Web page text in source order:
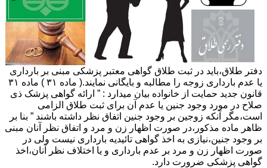
دفتر طلاق،باید در ثبت طلاق گواهی معتبر پزشکی مبنی بر بارداری
یا عدم بارداری زوجه را مطالبه و بایگانی نمایند.( ماده ۳۱ ) ماده ۳۱
قانون جدید حمایت از خانواده بیان میدارد : ” ارائه گواهی پزشک ذی
صلاح در مورد وجود جنین یا عدم آن برای ثبت طلاق الزامی
است،مگر آنکه زوجین بر وجود جنین اتفاق نظر داشته باشند ” بنا بر
ظاهر ماده مذکور،در صورت اظهار زن و مرد و اتفاق نظر آنان مبنی
بر وجود جنین،نیازی به اخذ گواهی تائیدیه بارداری نیست ولی در
صورت اظهار زن و مرد بر عدم بارداری و یا اختلاف نظر آنان،اخذ
گواهی پزشکی ضرورت دارد.